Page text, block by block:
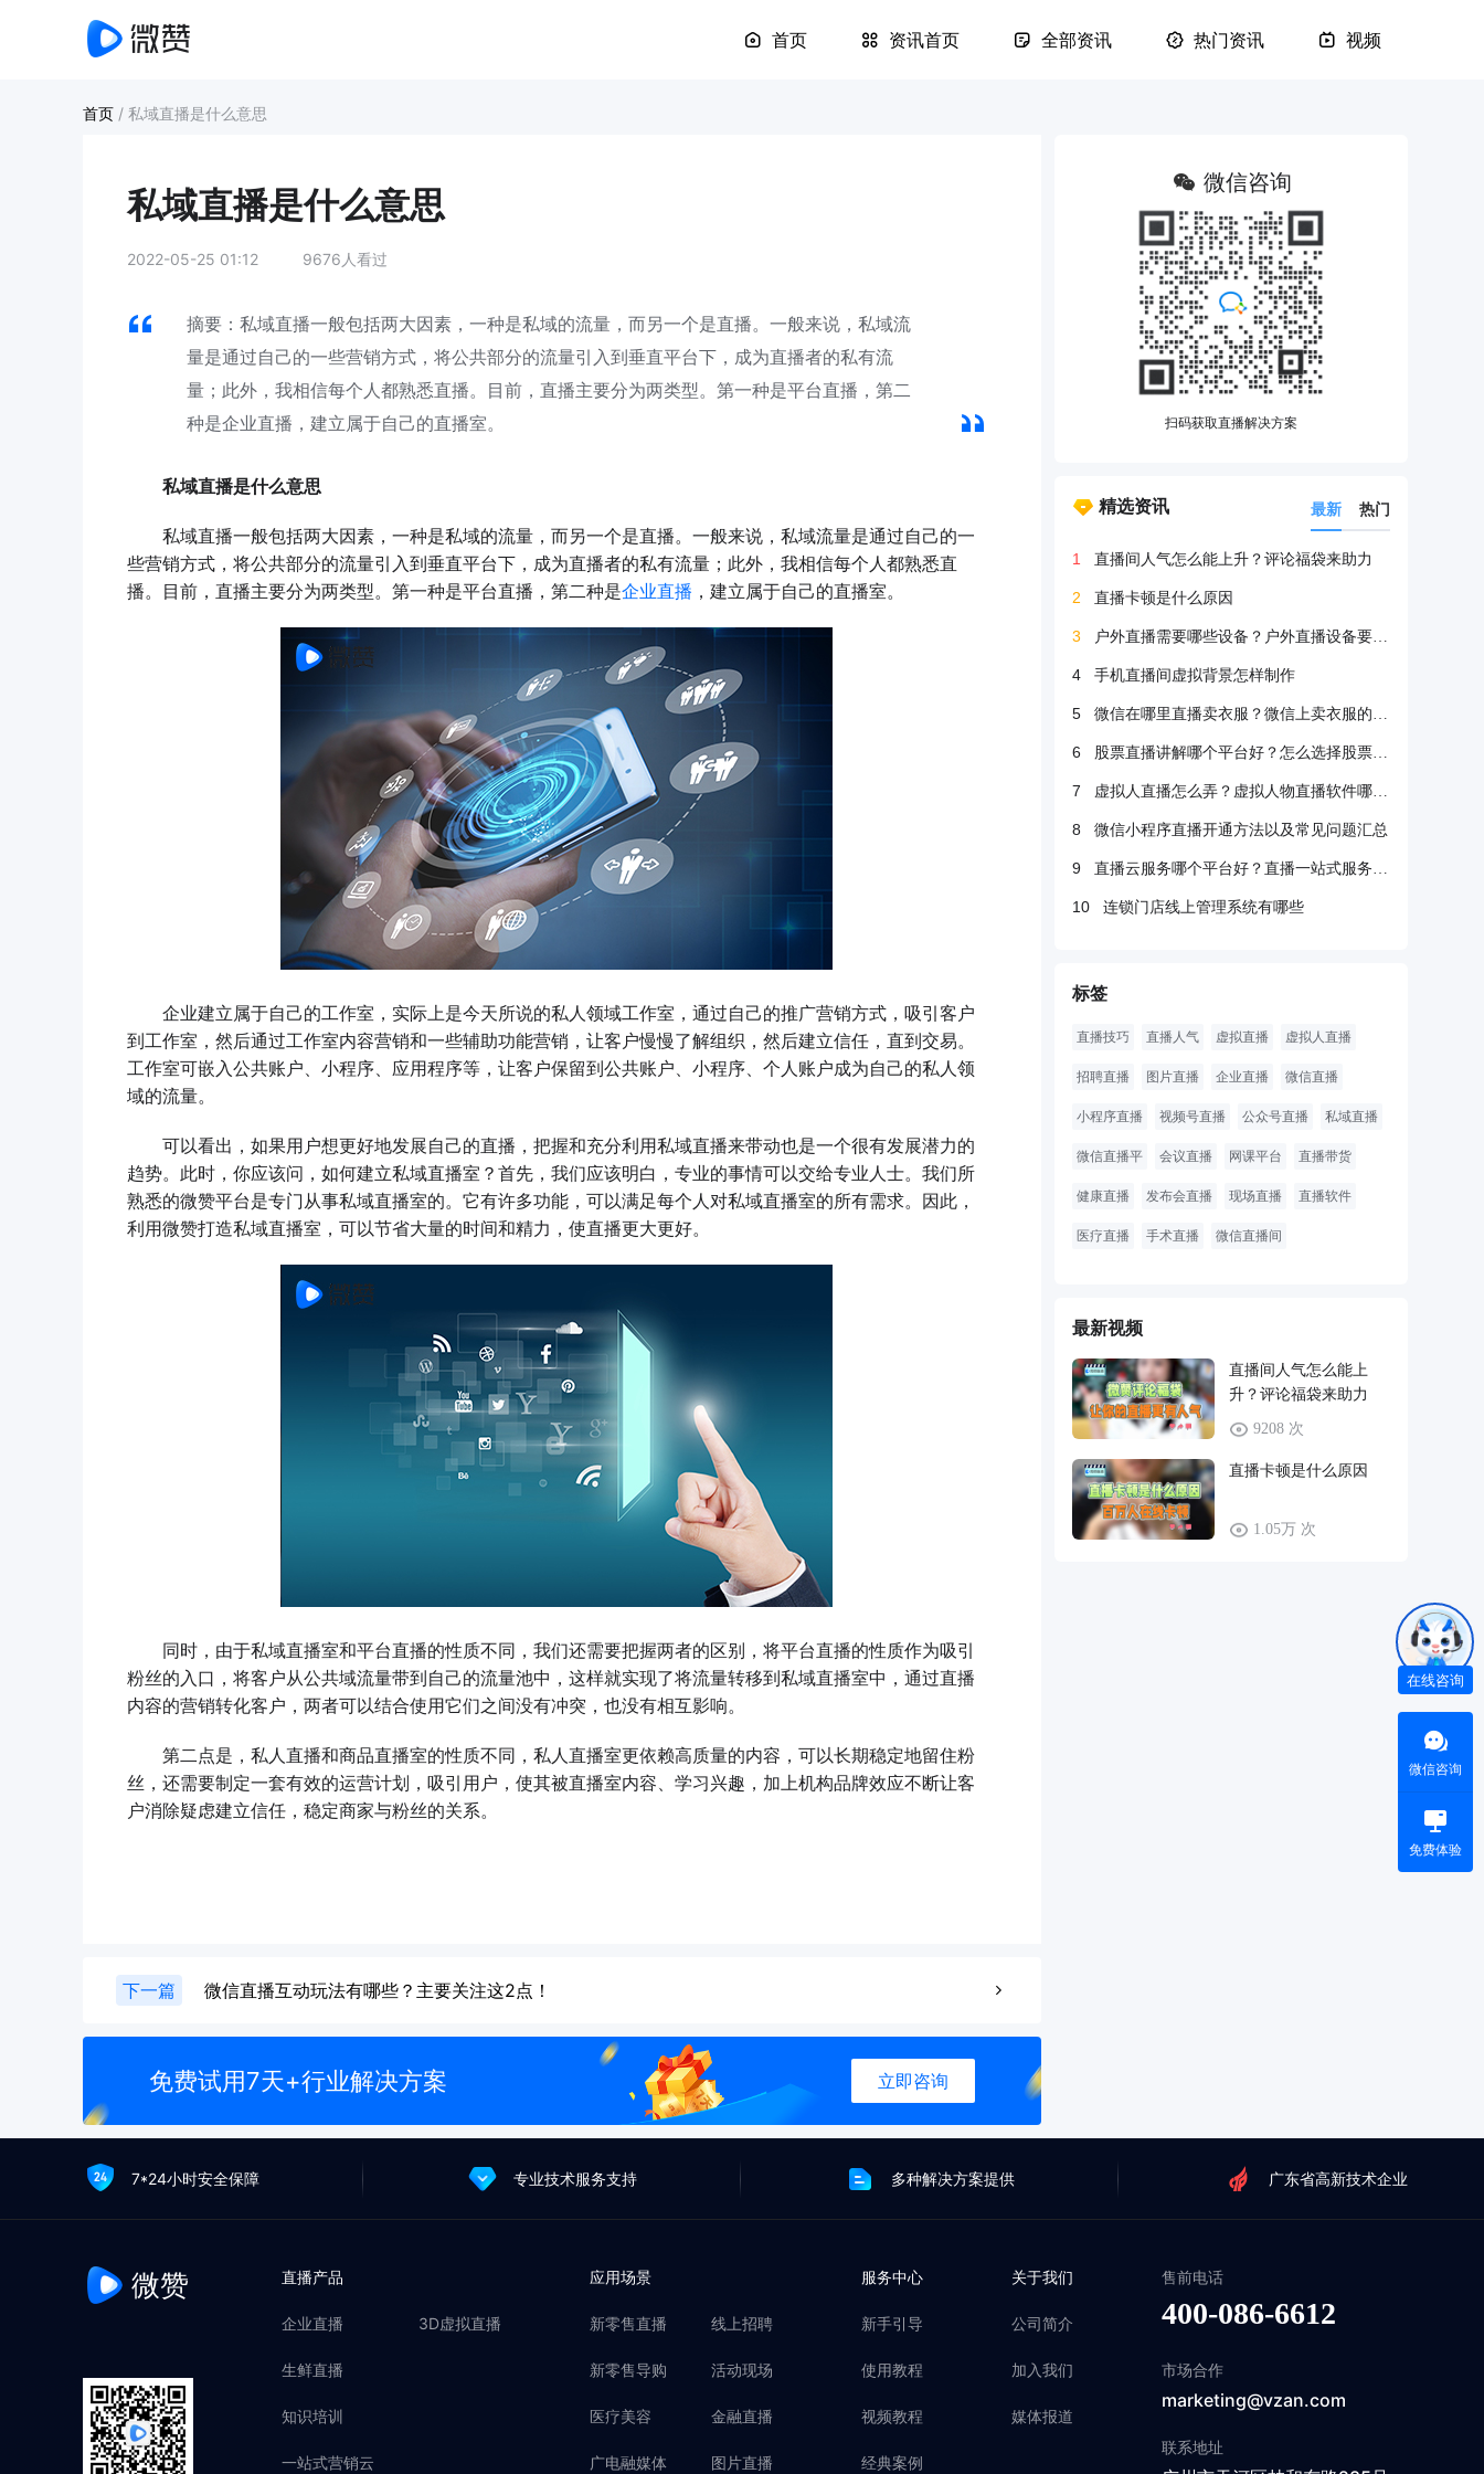
首页 资讯首页 全部资讯 热门资讯 视频
首页 / 私域直播是什么意思
私域直播是什么意思
2022-05-25 01:12 9676人看过
摘要：私域直播一般包括两大因素，一种是私域的流量，而另一个是直播。一般来说，私域流
量是通过自己的一些营销方式，将公共部分的流量引入到垂直平台下，成为直播者的私有流
量；此外，我相信每个人都熟悉直播。目前，直播主要分为两类型。第一种是平台直播，第二
种是企业直播，建立属于自己的直播室。
私域直播是什么意思
私域直播一般包括两大因素，一种是私域的流量，而另一个是直播。一般来说，私域流量是通过自己的一
些营销方式，将公共部分的流量引入到垂直平台下，成为直播者的私有流量；此外，我相信每个人都熟悉直
播。目前，直播主要分为两类型。第一种是平台直播，第二种是企业直播 ，建立属于自己的直播室。
企业建立属于自己的工作室，实际上是今天所说的私人领域工作室，通过自己的推广营销方式，吸引客户
到工作室，然后通过工作室内容营销和一些辅助功能营销，让客户慢慢了解组织，然后建立信任，直到交易。
工作室可嵌入公共账户、小程序、应用程序等，让客户保留到公共账户、小程序、个人账户成为自己的私人领
域的流量。
可以看出，如果用户想更好地发展自己的直播，把握和充分利用私域直播来带动也是一个很有发展潜力的
趋势。此时，你应该问，如何建立私域直播室？首先，我们应该明白，专业的事情可以交给专业人士。我们所
熟悉的微赞平台是专门从事私域直播室的。它有许多功能，可以满足每个人对私域直播室的所有需求。因此，
利用微赞打造私域直播室，可以节省大量的时间和精力，使直播更大更好。
同时，由于私域直播室和平台直播的性质不同，我们还需要把握两者的区别，将平台直播的性质作为吸引
粉丝的入口，将客户从公共域流量带到自己的流量池中，这样就实现了将流量转移到私域直播室中，通过直播
内容的营销转化客户，两者可以结合使用它们之间没有冲突，也没有相互影响。
第二点是，私人直播和商品直播室的性质不同，私人直播室更依赖高质量的内容，可以长期稳定地留住粉
丝，还需要制定一套有效的运营计划，吸引用户，使其被直播室内容、学习兴趣，加上机构品牌效应不断让客
户消除疑虑建立信任，稳定商家与粉丝的关系。
下一篇 微信直播互动玩法有哪些？主要关注这2点！
免费试用7天+行业解决方案 立即咨询
微信咨询
扫码获取直播解决方案
精选资讯 最新 热门
1 直播间人气怎么能上升？评论福袋来助力
2 直播卡顿是什么原因
3 户外直播需要哪些设备？户外直播设备要很多吗？
4 手机直播间虚拟背景怎样制作
5 微信在哪里直播卖衣服？微信上卖衣服的方法
6 股票直播讲解哪个平台好？怎么选择股票直播平台？
7 虚拟人直播怎么弄？虚拟人物直播软件哪个好？
8 微信小程序直播开通方法以及常见问题汇总
9 直播云服务哪个平台好？直播一站式服务哪个好？
10 连锁门店线上管理系统有哪些
标签
直播技巧 直播人气 虚拟直播 虚拟人直播
招聘直播 图片直播 企业直播 微信直播
小程序直播 视频号直播 公众号直播 私域直播
微信直播平 会议直播 网课平台 直播带货
健康直播 发布会直播 现场直播 直播软件
医疗直播 手术直播 微信直播间
最新视频
直播间人气怎么能上
升？评论福袋来助力
9208 次
直播卡顿是什么原因
1.05万 次
7*24小时安全保障 专业技术服务支持 多种解决方案提供 广东省高新技术企业
微赞 直播产品
企业直播
生鲜直播
知识培训
一站式营销云
3D虚拟直播
应用场景
新零售直播
新零售导购
医疗美容
广电融媒体
线上招聘
活动现场
金融直播
图片直播
服务中心
新手引导
使用教程
视频教程
经典案例
关于我们
公司简介
加入我们
媒体报道
售前电话
400-086-6612
市场合作
marketing@vzan.com
联系地址
在线咨询
微信咨询
免费体验